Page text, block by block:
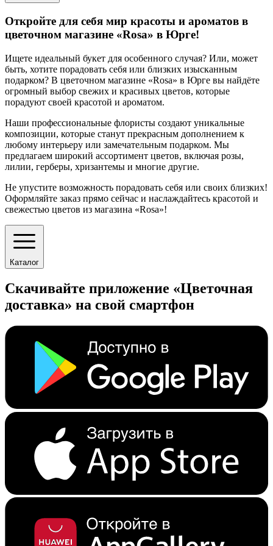
Откройте для себя мир красоты и ароматов в
цветочном магазине «Rosa» в Юрге!
Ищете идеальный букет для особенного случая? Или, может
быть, хотите порадовать себя или близких изысканным
подарком? В цветочном магазине «Rosa» в Юрге вы найдёте
огромный выбор свежих и красивых цветов, которые
порадуют своей красотой и ароматом.
Наши профессиональные флористы создают уникальные
композиции, которые станут прекрасным дополнением к
любому интерьеру или замечательным подарком. Мы
предлагаем широкий ассортимент цветов, включая розы,
лилии, герберы, хризантемы и многие другие.
Не упустите возможность порадовать себя или своих близких!
Оформляйте заказ прямо сейчас и наслаждайтесь красотой и
свежестью цветов из магазина «Rosa»!
Каталог
Скачивайте приложение «Цветочная
доставка» на свой смартфон